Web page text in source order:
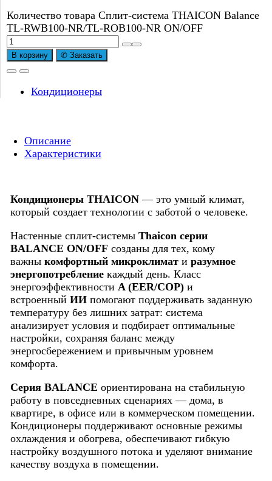
Количество товара Сплит-система THAICON Balance
TL-RWB100-NR/TL-ROB100-NR ON/OFF
В корзину ✆ Заказать
Кондиционеры
Описание
Характеристики
Кондиционеры THAICON — это умный климат,
который создает технологии с заботой о человеке.
Настенные сплит-системы Thaicon серии
BALANCE ON/OFF созданы для тех, кому
важны комфортный микроклимат и разумное
энергопотребление каждый день. Класс
энергоэффективности A (EER/COP) и
встроенный ИИ помогают поддерживать заданную
температуру без лишних затрат: система
анализирует условия и подбирает оптимальные
настройки, сохраняя баланс между
энергосбережением и привычным уровнем
комфорта.
Серия BALANCE ориентирована на стабильную
работу в повседневных сценариях — дома, в
квартире, в офисе или в коммерческом помещении.
Кондиционеры поддерживают основные режимы
охлаждения и обогрева, обеспечивают гибкую
настройку воздушного потока и уделяют внимание
качеству воздуха в помещении.